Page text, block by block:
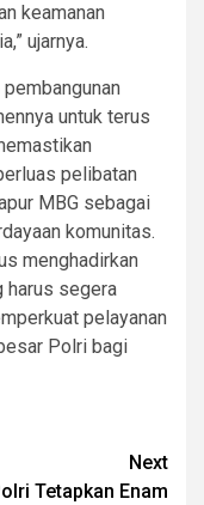
keamanan
ujarnya.
untuk terus
pelibatan
MBG sebagai
komunitas.
menghadirkan
harus segera
pelayanan
Polri bagi
Next
Tetapkan Enam